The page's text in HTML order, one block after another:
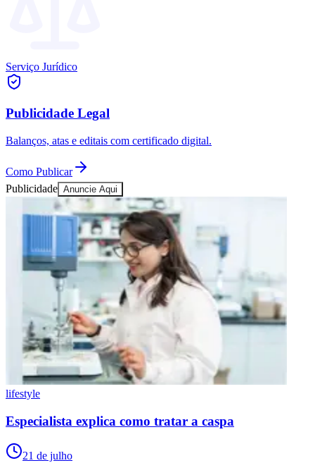
Serviço Jurídico
Publicidade Legal
Balanços, atas e editais com certificado digital.
Como Publicar
Publicidade Anuncie Aqui
lifestyle
Especialista explica como tratar a caspa
21 de julho